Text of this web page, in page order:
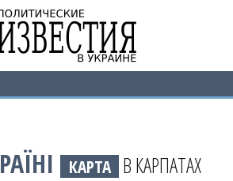
КАРТА В КАРПАТАХ